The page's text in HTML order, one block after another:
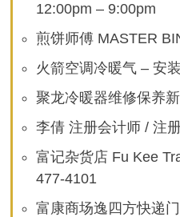
12:00pm – 9:00pm
煎饼师傅 MASTER
火箭空调冷暖气 – 安
聚龙冷暖器维修保养
李倩 注册会计师 / 注
富记杂货店 Fu Kee
477-4101
富康商场逸四方快递